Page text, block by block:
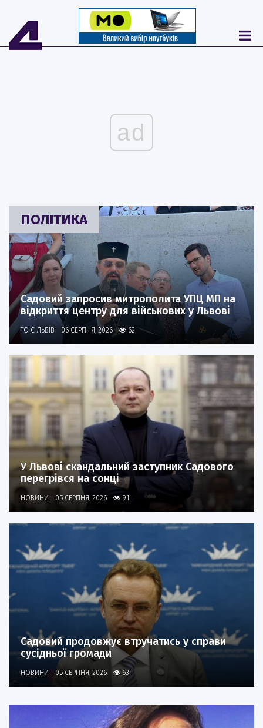
ad
ПОЛІТИКА
Садовий запросив митрополита УПЦ МП на
відкриття центру для військових у Львові
ТО Є ЛЬВІВ 06 СЕРПНЯ, 2026 62
У Львові скандальний заступник Садового
перегрівся на сонці
НОВИНИ 05 СЕРПНЯ, 2026 91
Садовий продовжує втручатись у справи
сусідньої громади
НОВИНИ 05 СЕРПНЯ, 2026 63